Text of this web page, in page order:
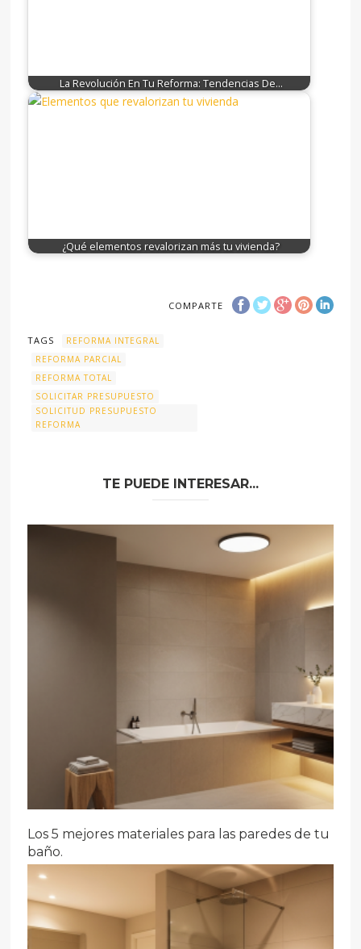
La Revolución En Tu Reforma: Tendencias De…
¿Qué elementos revalorizan más tu vivienda?
COMPARTE
TAGS
REFORMA INTEGRAL
REFORMA PARCIAL
REFORMA TOTAL
SOLICITAR PRESUPUESTO
SOLICITUD PRESUPUESTO
REFORMA
TE PUEDE INTERESAR...
Los 5 mejores materiales para las paredes de tu
baño.